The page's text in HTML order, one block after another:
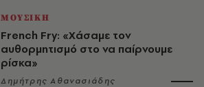
ΜΟΥΣΙΚΗ
French Fry: «Χάσαμε τον
αυθορμητισμό στο να παίρνουμε
ρίσκα»
Δημήτρης Αθανασιάδης